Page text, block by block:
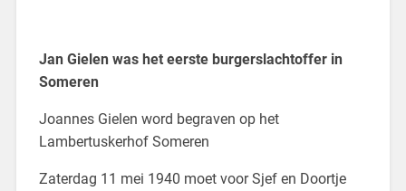
Jan Gielen was het eerste burgerslachtoffer in
Someren
Joannes Gielen word begraven op het
Lambertuskerhof Someren
Zaterdag 11 mei 1940 moet voor Sjef en Doortje